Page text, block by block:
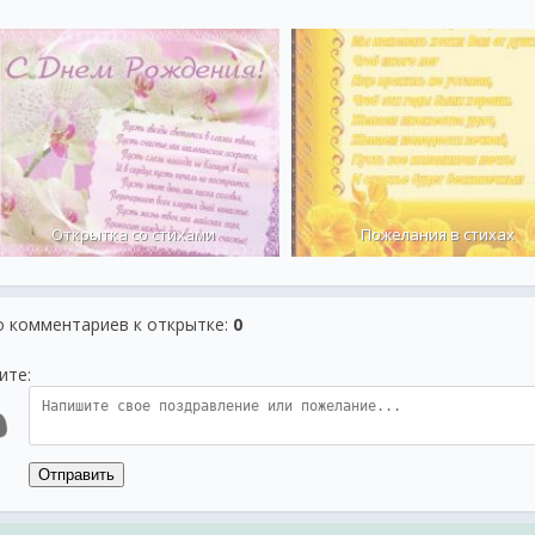
Открытка со стихами Пожелания в стихах
комментариев к открытке: 0
Отправить